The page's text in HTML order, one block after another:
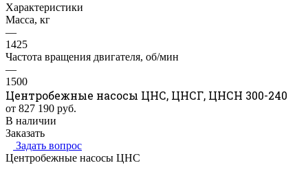
Характеристики
Масса, кг
—
1425
Частота вращения двигателя, об/мин
—
1500
Центробежные насосы ЦНС, ЦНСГ, ЦНСН 300-240
от 827 190 руб.
В наличии
Заказать
Задать вопрос
Центробежные насосы ЦНС